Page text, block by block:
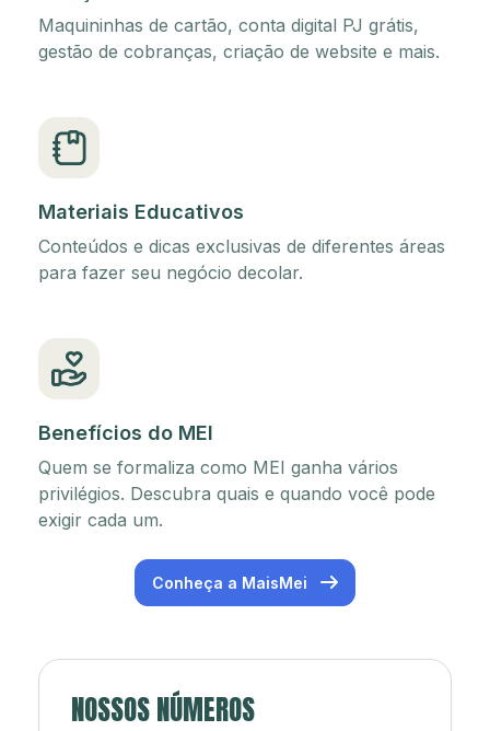
Maquininhas de cartão, conta digital PJ grátis,
gestão de cobranças, criação de website e mais.
Materiais Educativos
Conteúdos e dicas exclusivas de diferentes áreas
para fazer seu negócio decolar.
Benefícios do MEI
Quem se formaliza como MEI ganha vários
privilégios. Descubra quais e quando você pode
exigir cada um.
Conheça a MaisMei
NOSSOS NÚMEROS